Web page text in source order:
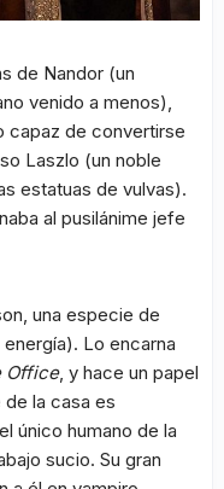
de Nandor (un
venido a menos),
capaz de convertirse
Laszlo (un noble
estatuas de vulvas).
al pusilánime jefe
una especie de
Lo encarna
Office, y hace un papel
de la casa es
único humano de la
sucio. Su gran